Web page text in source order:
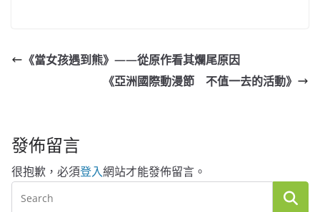
《當女孩遇到熊》——從原作看其爛尾原因
《亞洲國際動漫節 不值一去的活動》
發佈留言
很抱歉，必須登入網站才能發佈留言。